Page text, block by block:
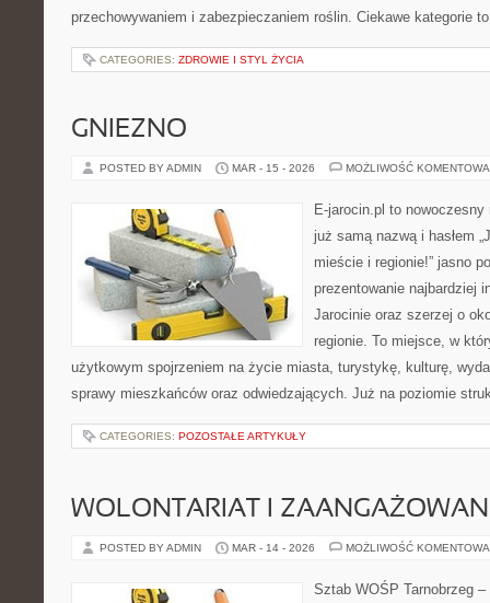
przechowywaniem i zabezpieczaniem roślin. Ciekawe kategorie
CATEGORIES: ZDROWIE I STYL ŻYCIA
GNIEZNO
POSTED BY ADMIN MAR - 15 - 2026 MOŻLIWOŚĆ
E-jarocin.pl to
już samą nazwą i hasłem
mieście i regionie!” jasno
prezentowanie najbardziej
Jarocinie oraz szerzej o
regionie. To miejsce, w
użytkowym spojrzeniem na życie miasta, turystykę, kulturę,
sprawy mieszkańców oraz odwiedzających. Już na poziomie
CATEGORIES: POZOSTAŁE ARTYKUŁY
WOLONTARIAT I
POSTED BY ADMIN MAR - 14 - 2026 MOŻLIWOŚĆ
Sztab WOŚP Tarnobrzeg